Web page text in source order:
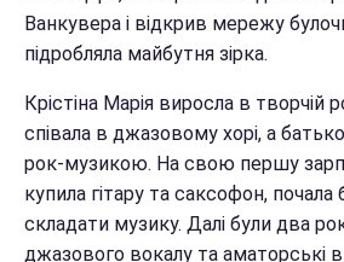
Ванкувера і відкрив мережу
підробляла майбутня зірка.
Крістіна Марія виросла в творчій
співала в джазовому хорі, а
рок-музикою. На свою першу
купила гітару та саксофон, почала
складати музику. Далі були два
джазового вокалу та аматорські